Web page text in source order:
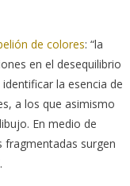
de colores: “la
en el desequilibrio
la esencia de
a los que asimismo
En medio de
fragmentadas surgen